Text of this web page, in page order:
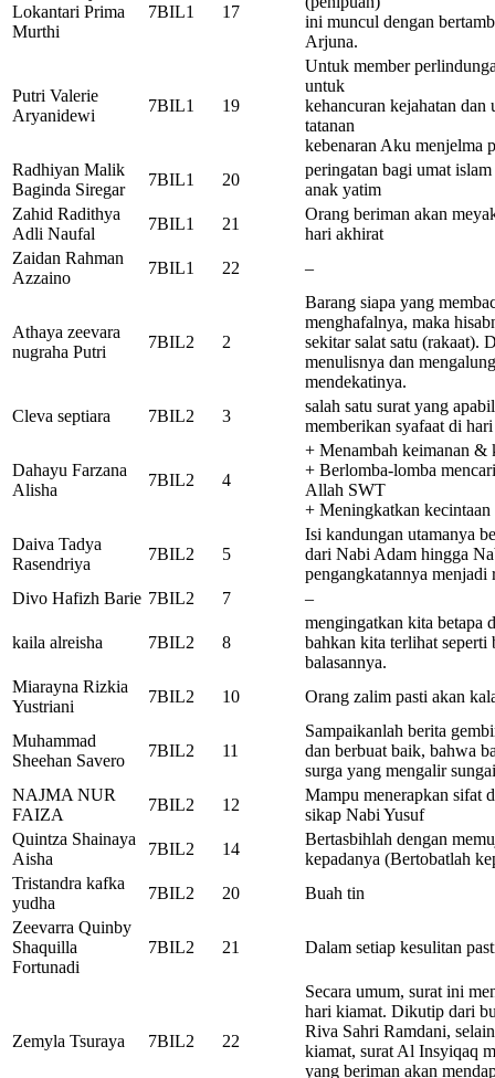
Lokantari Prima
Murthi
7BIL1 17
ini muncul dengan
Arjuna.
Putri Valerie
Aryanidewi
7BIL1 19
Untuk member
untuk
kehancuran kejahatan
tatanan
kebenaran Aku menjelma
Radhiyan Malik
Baginda Siregar
7BIL1 20
peringatan bagi umat
anak yatim
Zahid Radithya
Adli Naufal
7BIL1 21
Orang beriman akan
hari akhirat
Zaidan Rahman
Azzaino
7BIL1 22 –
Athaya zeevara
nugraha Putri
7BIL2 2
Barang siapa yang
menghafalnya, maka
sekitar salat satu (rakaat).
menulisnya dan
mendekatinya.
Cleva septiara
7BIL2 3
salah satu surat yang
memberikan syafaat di
Dahayu Farzana
Alisha
7BIL2 4
+ Menambah keimanan &
+ Berlomba-lomba
Allah SWT
+ Meningkatkan
Daiva Tadya
Rasendriya
7BIL2 5
Isi kandungan utamanya
dari Nabi Adam hingga
pengangkatannya menjadi
Divo Hafizh Barie 7BIL2 7 –
kaila alreisha 7BIL2 8
mengingatkan kita betapa
bahkan kita terlihat seperti
balasannya.
Miarayna Rizkia
Yustriani
7BIL2 10 Orang zalim pasti akan
Muhammad
Sheehan Savero
7BIL2 11
Sampaikanlah berita
dan berbuat baik, bahwa
surga yang mengalir
NAJMA NUR
FAIZA
7BIL2 12
Mampu menerapkan sifat
sikap Nabi Yusuf
Quintza Shainaya
Aisha
7BIL2 14
Bertasbihlah dengan
kepadanya (Bertobatlah
Tristandra kafka
yudha
7BIL2 20
Buah tin
Zeevarra Quinby
Shaquilla
Fortunadi
7BIL2 21 Dalam setiap kesulitan
Zemyla Tsuraya 7BIL2 22
Secara umum, surat ini
hari kiamat. Dikutip dari
Riva Sahri Ramdani,
kiamat, surat Al Insyiqaq
yang beriman akan